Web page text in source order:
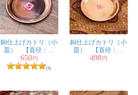
銅仕上げカトリ（小
皿） 【直径：約
10.5cm】
650円
(5)
銅仕上げカトリ（小
皿） 【直径：約
10.5cm】
498円